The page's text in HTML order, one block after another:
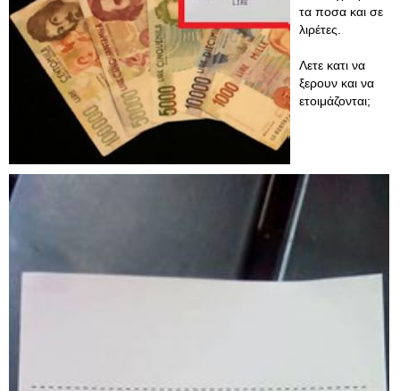
τα ποσα και σε
λιρέτες.
Λετε κατι να
ξερουν και να
ετοιμάζονται;